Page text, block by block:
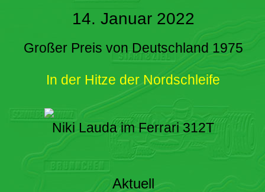
14. Januar 2022
Großer Preis von Deutschland 1975
In der Hitze der Nordschleife
Niki Lauda im Ferrari 312T
Aktuell